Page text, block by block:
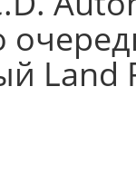
Land